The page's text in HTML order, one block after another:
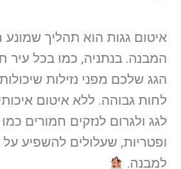
איטום גגות הוא תהליך
המבנה. בנתניה, כמו בכל עיר
הגג שלכם מפני נזילות
לחות גבוהה. ללא איטום
לגג ולגרום לנזקים חמורים
ופטריות, שעלולים להשפיע על
למבנה.